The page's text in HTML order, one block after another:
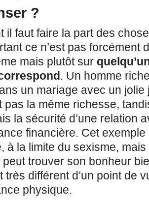
?
il faut faire la part des
ce n’est pas forcément
mais plutôt sur
. Un homme
un mariage avec un jolie
pas la même richesse,
la sécurité d’une relation
financière. Cet exemple
à la limite du sexisme,
trouver son bonheur
très différent d’un point de
physique.